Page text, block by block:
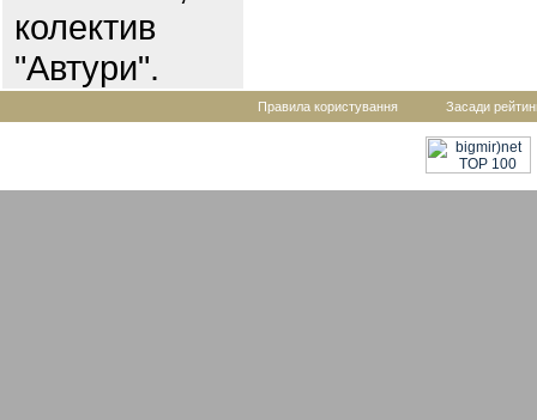
колектив
"Автури".
Правила користування Засади